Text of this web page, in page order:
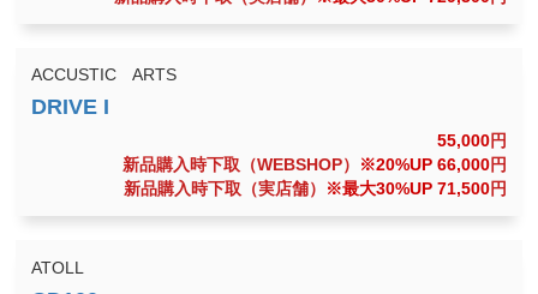
ACCUSTIC ARTS
55,000円
新品購入時下取（WEBSHOP）
※20%UP 66,000円
新品購入時下取（実店舗）
※最大30%UP 71,500円
ATOLL